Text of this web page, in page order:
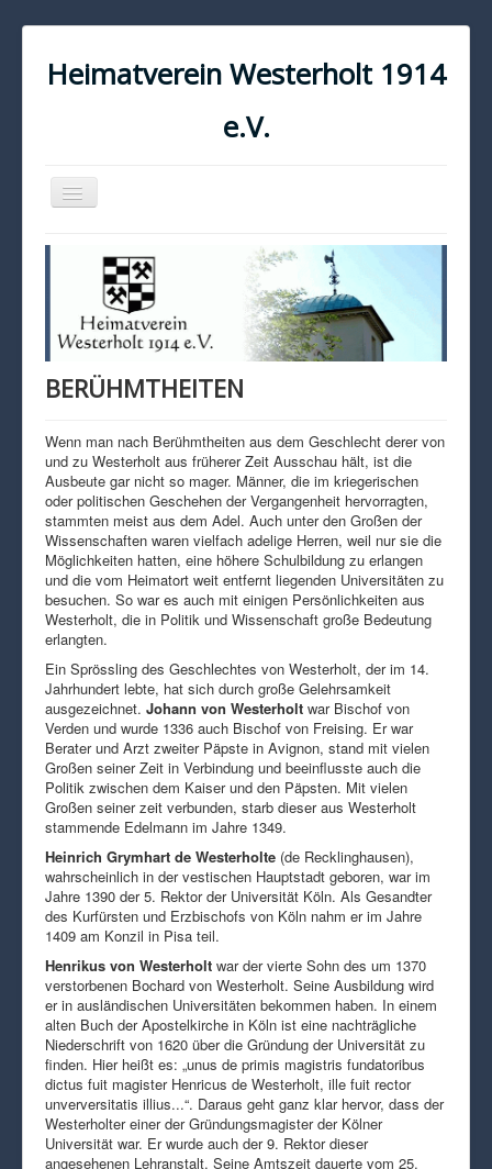
Heimatverein Westerholt 1914
e.V.
Navigation
an/aus
KONTAKT
IMPRESSUM
DATENSCHUTZ
BERÜHMTHEITEN
Wenn man nach Berühmtheiten aus dem Geschlecht derer von
und zu Westerholt aus früherer Zeit Ausschau hält, ist die
Ausbeute gar nicht so mager. Männer, die im kriegerischen
oder politischen Geschehen der Vergangenheit hervorragten,
stammten meist aus dem Adel. Auch unter den Großen der
Wissenschaften waren vielfach adelige Herren, weil nur sie die
Möglichkeiten hatten, eine höhere Schulbildung zu erlangen
und die vom Heimatort weit entfernt liegenden Universitäten zu
besuchen. So war es auch mit einigen Persönlichkeiten aus
Westerholt, die in Politik und Wissenschaft große Bedeutung
erlangten.
Ein Sprössling des Geschlechtes von Westerholt, der im 14.
Jahrhundert lebte, hat sich durch große Gelehrsamkeit
ausgezeichnet. Johann von Westerholt war Bischof von
Verden und wurde 1336 auch Bischof von Freising. Er war
Berater und Arzt zweiter Päpste in Avignon, stand mit vielen
Großen seiner Zeit in Verbindung und beeinflusste auch die
Politik zwischen dem Kaiser und den Päpsten. Mit vielen
Großen seiner zeit verbunden, starb dieser aus Westerholt
stammende Edelmann im Jahre 1349.
Heinrich Grymhart de Westerholte (de Recklinghausen),
wahrscheinlich in der vestischen Hauptstadt geboren, war im
Jahre 1390 der 5. Rektor der Universität Köln. Als Gesandter
des Kurfürsten und Erzbischofs von Köln nahm er im Jahre
1409 am Konzil in Pisa teil.
Henrikus von Westerholt war der vierte Sohn des um 1370
verstorbenen Bochard von Westerholt. Seine Ausbildung wird
er in ausländischen Universitäten bekommen haben. In einem
alten Buch der Apostelkirche in Köln ist eine nachträgliche
Niederschrift von 1620 über die Gründung der Universität zu
finden. Hier heißt es: „unus de primis magistris fundatoribus
dictus fuit magister Henricus de Westerholt, ille fuit rector
unverversitatis illius...“. Daraus geht ganz klar hervor, dass der
Westerholter einer der Gründungsmagister der Kölner
Universität war. Er wurde auch der 9. Rektor dieser
angesehenen Lehranstalt. Seine Amtszeit dauerte vom 25.